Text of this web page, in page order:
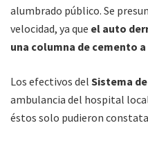
alumbrado público. Se
velocidad, ya que el auto
una columna de cemento
Los efectivos del Sistema
ambulancia del hospital
éstos solo pudieron